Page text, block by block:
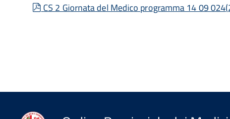
pdf
CS 2 Giornata del Medico programma 14 09 024(